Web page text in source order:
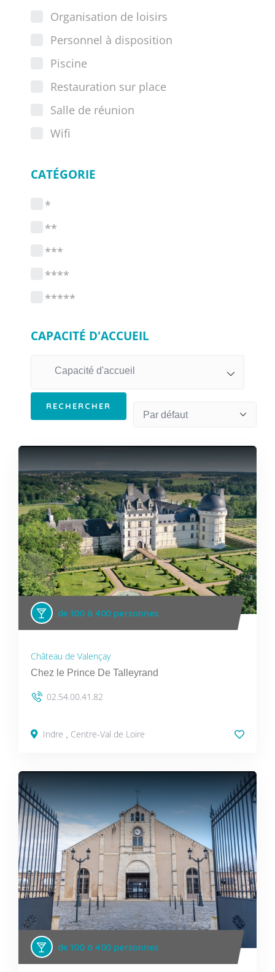
Organisation de loisirs
Personnel à disposition
Piscine
Restauration sur place
Salle de réunion
Wifi
CATÉGORIE
*
**
***
****
*****
CAPACITÉ D'ACCUEIL
Capacité d'accueil
de 100 à 400 personnes
Château de Valençay
Chez le Prince De Talleyrand
02.54.00.41.82
Indre , Centre-Val de Loire
de 100 à 400 personnes